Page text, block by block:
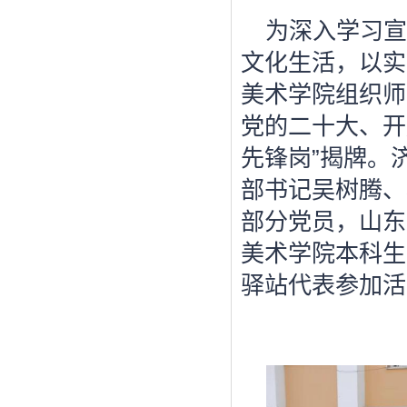
为深入学习
文化生活，以
美术学院组织
党的二十大、
先锋岗”揭牌。
部书记吴树腾
部分党员，山
美术学院本科
驿站代表参加